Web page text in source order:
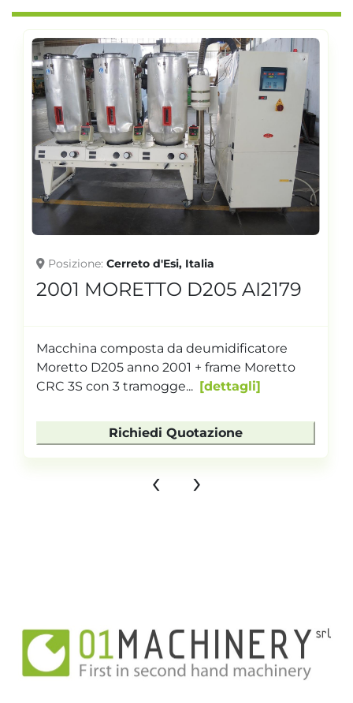
Posizione Cerreto d'Esi, Italia
2001 MORETTO D205 AI2179
Macchina composta da deumidificatore
Moretto D205 anno 2001 + frame Moretto
CRC 3S con 3 tramogge...
dettagli
Richiedi Quotazione
‹ ›